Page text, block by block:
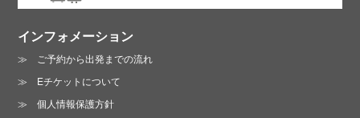
インフォメーション
ご予約から出発までの流れ
Eチケットについて
個人情報保護方針